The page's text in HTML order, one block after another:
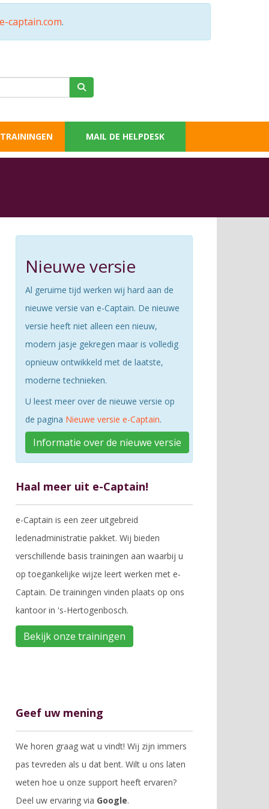
captain.com.
TRAININGEN MAIL DE HELPDESK
Nieuwe versie
Al geruime tijd werken wij hard aan de
nieuwe versie van e-Captain. De nieuwe
versie heeft niet alleen een nieuw,
modern jasje gekregen maar is volledig
opnieuw ontwikkeld met de laatste,
moderne technieken.
U leest meer over de nieuwe versie op
de pagina Nieuwe versie e-Captain.
Informatie over de nieuwe versie
Haal meer uit e-Captain!
e-Captain is een zeer uitgebreid
ledenadministratie pakket. Wij bieden
verschillende basis trainingen aan waarbij u
op toegankelijke wijze leert werken met e-
Captain. De trainingen vinden plaats op ons
kantoor in 's-Hertogenbosch.
Bekijk onze trainingen
Geef uw mening
We horen graag wat u vindt! Wij zijn immers
pas tevreden als u dat bent. Wilt u ons laten
weten hoe u onze support heeft ervaren?
Deel uw ervaring via Google.